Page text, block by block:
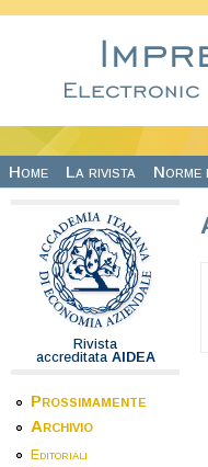
Home La rivista Norme
Rivista
accreditata AIDEA
Prossimamente
Archivio
Editoriali